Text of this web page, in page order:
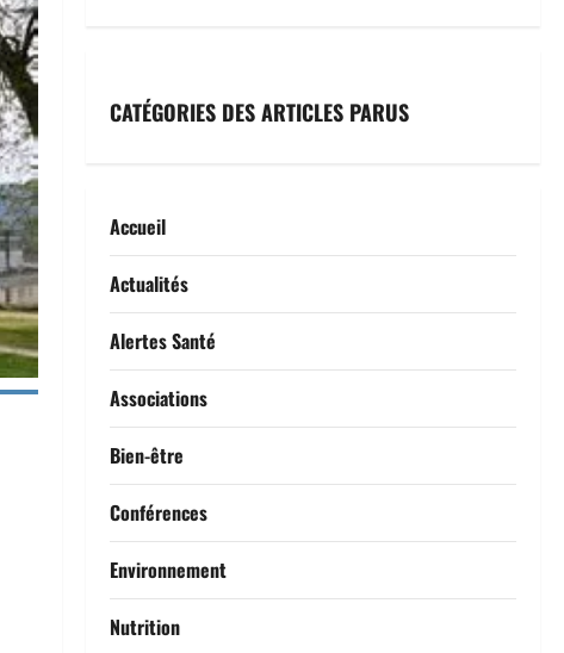
CATÉGORIES DES ARTICLES PARUS
Accueil
Actualités
Alertes Santé
Associations
Bien-être
Conférences
Environnement
Nutrition